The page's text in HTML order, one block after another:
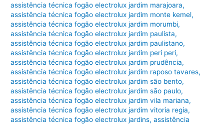
assistência técnica fogão electrolux jardim marajoara,
assistência técnica fogão electrolux jardim monte kemel,
assistência técnica fogão electrolux jardim morumbi,
assistência técnica fogão electrolux jardim paulista,
assistência técnica fogão electrolux jardim paulistano,
assistência técnica fogão electrolux jardim peri peri,
assistência técnica fogão electrolux jardim prudência,
assistência técnica fogão electrolux jardim raposo tavares,
assistência técnica fogão electrolux jardim são bento,
assistência técnica fogão electrolux jardim são paulo,
assistência técnica fogão electrolux jardim vila mariana,
assistência técnica fogão electrolux jardim vitoria regia,
assistência técnica fogão electrolux jardins,assistência